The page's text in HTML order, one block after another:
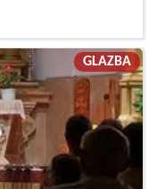
GLAZBA